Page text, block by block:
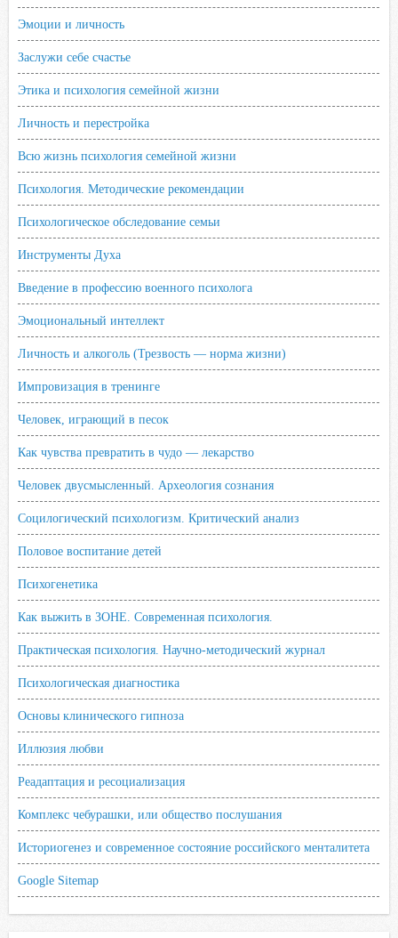
Эмоции и личность
Заслужи себе счастье
Этика и психология семейной жизни
Личность и перестройка
Всю жизнь психология семейной жизни
Психология. Методические рекомендации
Психологическое обследование семьи
Инструменты Духа
Введение в профессию военного психолога
Эмоциональный интеллект
Личность и алкоголь (Трезвость — норма жизни)
Импровизация в тренинге
Человек, играющий в песок
Как чувства превратить в чудо — лекарство
Человек двусмысленный. Археология сознания
Социлогический психологизм. Критический анализ
Половое воспитание детей
Психогенетика
Как выжить в ЗОНЕ. Современная психология.
Практическая психология. Научно-методический журнал
Психологическая диагностика
Основы клинического гипноза
Иллюзия любви
Реадаптация и ресоциализация
Комплекс чебурашки, или общество послушания
Историогенез и современное состояние российского менталитета
Google Sitemap